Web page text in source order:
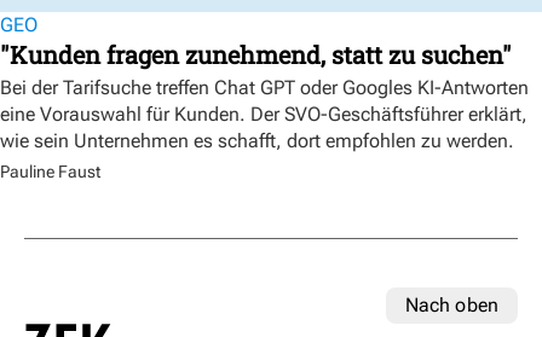
GEO
"Kunden fragen zunehmend, statt zu suchen"
Bei der Tarifsuche treffen Chat GPT oder Googles KI-Antworten
eine Vorauswahl für Kunden. Der SVO-Geschäftsführer erklärt,
wie sein Unternehmen es schafft, dort empfohlen zu werden.
Pauline Faust
Nach oben